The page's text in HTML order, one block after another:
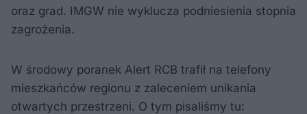
oraz grad. IMGW nie wyklucza podniesienia stopnia
zagrożenia.
W środowy poranek Alert RCB trafił na telefony
mieszkańców regionu z zaleceniem unikania
otwartych przestrzeni. O tym pisaliśmy tu: